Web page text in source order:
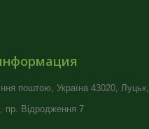
поштою, Україна 43020, Луцьк,
пр. Відродження 7